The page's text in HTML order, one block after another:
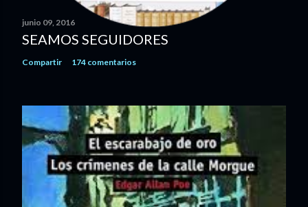
a
r
o
junio 09, 2016
SEAMOS SEGUIDORES
Compartir 174 comentarios